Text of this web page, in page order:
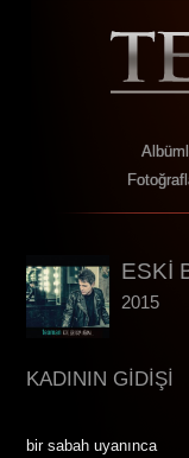
ESKİ
2015
KADININ GİDİŞİ
bir sabah uyanınca